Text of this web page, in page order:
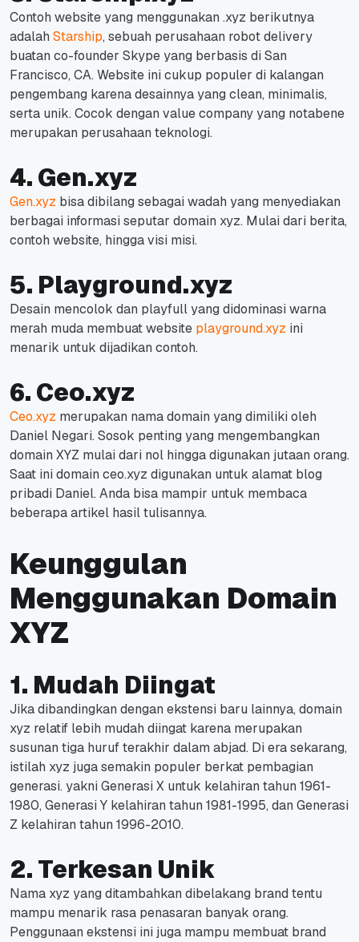
Contoh website yang menggunakan .xyz berikutnya
adalah Starship, sebuah perusahaan robot delivery
buatan co-founder Skype yang berbasis di San
Francisco, CA. Website ini cukup populer di kalangan
pengembang karena desainnya yang clean, minimalis,
serta unik. Cocok dengan value company yang notabene
merupakan perusahaan teknologi.
4. Gen.xyz
Gen.xyz bisa dibilang sebagai wadah yang menyediakan
berbagai informasi seputar domain xyz. Mulai dari berita,
contoh website, hingga visi misi.
5. Playground.xyz
Desain mencolok dan playfull yang didominasi warna
merah muda membuat website playground.xyz ini
menarik untuk dijadikan contoh.
6. Ceo.xyz
Ceo.xyz merupakan nama domain yang dimiliki oleh
Daniel Negari. Sosok penting yang mengembangkan
domain XYZ mulai dari nol hingga digunakan jutaan orang.
Saat ini domain ceo.xyz digunakan untuk alamat blog
pribadi Daniel. Anda bisa mampir untuk membaca
beberapa artikel hasil tulisannya.
Keunggulan
Menggunakan Domain
XYZ
1. Mudah Diingat
Jika dibandingkan dengan ekstensi baru lainnya, domain
xyz relatif lebih mudah diingat karena merupakan
susunan tiga huruf terakhir dalam abjad. Di era sekarang,
istilah xyz juga semakin populer berkat pembagian
generasi. yakni Generasi X untuk kelahiran tahun 1961-
1980, Generasi Y kelahiran tahun 1981-1995, dan Generasi
Z kelahiran tahun 1996-2010.
2. Terkesan Unik
Nama xyz yang ditambahkan dibelakang brand tentu
mampu menarik rasa penasaran banyak orang.
Penggunaan ekstensi ini juga mampu membuat brand